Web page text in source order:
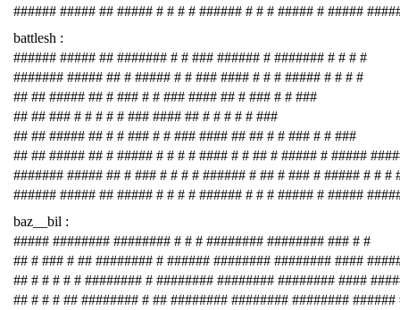
###### ##### ## ##### # # # # ###### # # # ##### # #####
battlesh :
###### ##### ## ####### # # ### ###### # ####### # # # #
####### ##### ## # ##### # # ### #### # # # ##### # # # #
## ## ##### ## # ### # # ### #### ## # ### # # ###
## ## ### # # # # # ### #### ## # # # # # ###
## ## ##### ## # # ### # # ### #### ## ## # # ### # # ###
## ## ##### ## # ##### # # # # #### # # ## # ##### # #####
####### ##### ## # ### # # # # ###### # ## # ### # ##### # # #
###### ##### ## ##### # # # # ###### # # # ##### # #####
baz__bil :
##### ######## ######## # # # ######## ######## ### # #
## # ### # ## ######## # ###### ######## ######## ####
## # # # # # ######## # ######## ######## ######## ####
## # # # ## ######## # ## ######## ######## ######## ######